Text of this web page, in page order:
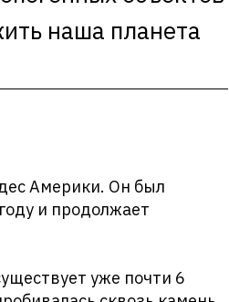
наша планета
Америки. Он был
и продолжает
уже почти 6